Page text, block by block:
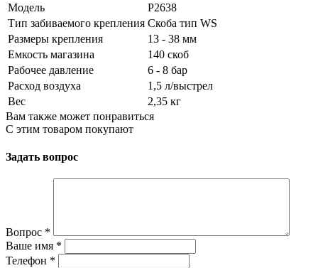
Модель
P2638
Тип забиваемого крепления Скоба тип WS
Размеры крепления
13 - 38 мм
Емкость магазина
140 скоб
Рабочее давление
6 - 8 бар
Расход воздуха
1,5 л/выстрел
Вес
2,35 кг
Вам также может понравиться
С этим товаром покупают
Задать вопрос
Вопрос *
Ваше имя *
Телефон *